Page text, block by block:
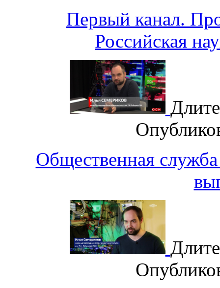
Первый канал.
Российская
Общественная